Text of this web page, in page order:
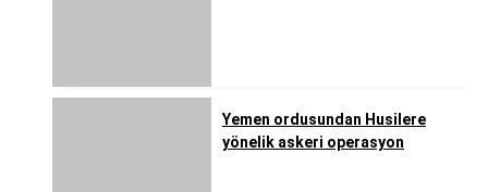
Yemen ordusundan Husilere
yönelik askeri operasyon